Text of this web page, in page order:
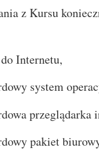
z Kursu
Internetu,
system
przeglądarka
pakiet